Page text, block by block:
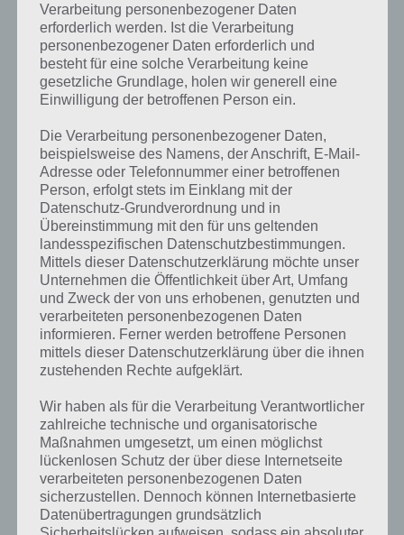
Kurze Begriffserklärung zur Lösung
Kaufen
Kaufen ist die Lösung für das tägliche Bonus Rätsel am 25.7.2019 in 4
Bilder 1 Wort, doch welche Bedeutung hat dieses eigentlich und was
Verarbeitung personenbezogener Daten
erforderlich werden. Ist die Verarbeitung
personenbezogener Daten erforderlich und
besteht für eine solche Verarbeitung keine
gesetzliche Grundlage, holen wir generell eine
Einwilligung der betroffenen Person ein.
Die Verarbeitung personenbezogener Daten,
beispielsweise des Namens, der Anschrift, E-Mail-
Adresse oder Telefonnummer einer betroffenen
Person, erfolgt stets im Einklang mit der
Datenschutz-Grundverordnung und in
Übereinstimmung mit den für uns geltenden
landesspezifischen Datenschutzbestimmungen.
Mittels dieser Datenschutzerklärung möchte unser
Unternehmen die Öffentlichkeit über Art, Umfang
und Zweck der von uns erhobenen, genutzten und
verarbeiteten personenbezogenen Daten
informieren. Ferner werden betroffene Personen
mittels dieser Datenschutzerklärung über die ihnen
zustehenden Rechte aufgeklärt.
Wir haben als für die Verarbeitung Verantwortlicher
zahlreiche technische und organisatorische
Maßnahmen umgesetzt, um einen möglichst
lückenlosen Schutz der über diese Internetseite
verarbeiteten personenbezogenen Daten
sicherzustellen. Dennoch können Internetbasierte
Datenübertragungen grundsätzlich